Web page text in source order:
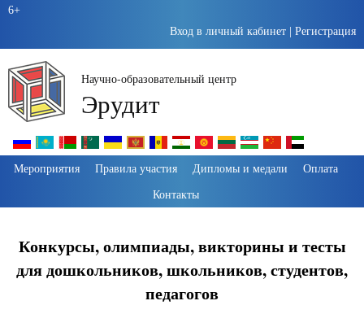
6+
Вход в личный кабинет
Регистрация
Научно-образовательный центр
Эрудит
Пропустить
навигацию
Мероприятия Правила участия Дипломы и медали
Оплата
Контакты
Конкурсы, олимпиады, викторины и тесты
для дошкольников, школьников, студентов,
педагогов